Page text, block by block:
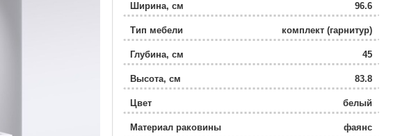
Ширина, см 96.6
Тип мебели комплект (гарнитур)
Глубина, см 45
Высота, см 83.8
Цвет белый
Материал раковины фаянс